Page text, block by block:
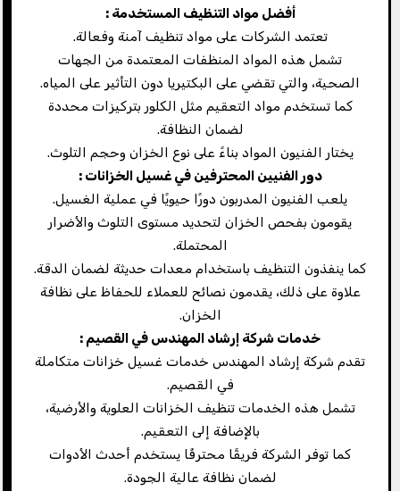
أفضل مواد التنظيف المستخدمة :
تعتمد الشركات على مواد تنظيف آمنة وفعالة.
تشمل هذه المواد المنظفات المعتمدة من الجهات
الصحية، والتي تقضي على البكتيريا دون التأثير على المياه.
كما تستخدم مواد التعقيم مثل الكلور بتركيزات محددة
لضمان النظافة.
يختار الفنيون المواد بناءً على نوع الخزان وحجم التلوث.
دور الفنيين المحترفين في غسيل الخزانات :
يلعب الفنيون المدربون دورًا حيويًا في عملية الغسيل.
يقومون بفحص الخزان لتحديد مستوى التلوث والأضرار
المحتملة.
كما ينفذون التنظيف باستخدام معدات حديثة لضمان الدقة.
علاوة على ذلك، يقدمون نصائح للعملاء للحفاظ على نظافة
الخزان.
خدمات شركة إرشاد المهندس في القصيم :
تقدم شركة إرشاد المهندس خدمات غسيل خزانات متكاملة
في القصيم.
تشمل هذه الخدمات تنظيف الخزانات العلوية والأرضية،
بالإضافة إلى التعقيم.
كما توفر الشركة فريقًا محترفًا يستخدم أحدث الأدوات
لضمان نظافة عالية الجودة.